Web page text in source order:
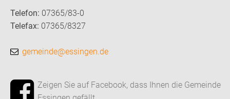
Telefon: 07365/83-0
Telefax: 07365/8327
gemeinde@essingen.de
Zeigen Sie auf Facebook, dass Ihnen die Gemeinde